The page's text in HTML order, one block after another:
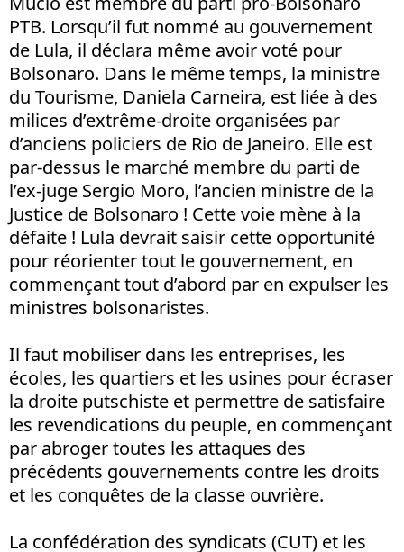
PTB. Lorsqu’il fut nommé au gouvernement
de Lula, il déclara même avoir voté pour
Bolsonaro. Dans le même temps, la ministre
du Tourisme, Daniela Carneira, est liée à des
milices d’extrême-droite organisées par
d’anciens policiers de Rio de Janeiro. Elle est
par-dessus le marché membre du parti de
l’ex-juge Sergio Moro, l’ancien ministre de la
Justice de Bolsonaro ! Cette voie mène à la
défaite ! Lula devrait saisir cette opportunité
pour réorienter tout le gouvernement, en
commençant tout d’abord par en expulser les
ministres bolsonaristes.
Il faut mobiliser dans les entreprises, les
écoles, les quartiers et les usines pour écraser
la droite putschiste et permettre de satisfaire
les revendications du peuple, en commençant
par abroger toutes les attaques des
précédents gouvernements contre les droits
et les conquêtes de la classe ouvrière.
La confédération des syndicats (CUT) et les